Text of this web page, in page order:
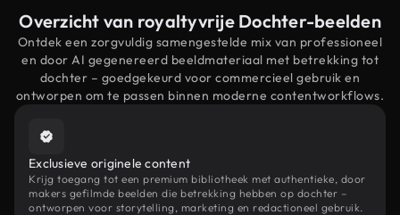
Overzicht van royaltyvrije Dochter-beelden
Ontdek een zorgvuldig samengestelde mix van professioneel
en door AI gegenereerd beeldmateriaal met betrekking tot
dochter – goedgekeurd voor commercieel gebruik en
ontworpen om te passen binnen moderne contentworkflows.
Exclusieve originele content
Krijg toegang tot een premium bibliotheek met authentieke, door
makers gefilmde beelden die betrekking hebben op dochter –
ontworpen voor storytelling, marketing en redactioneel gebruik.